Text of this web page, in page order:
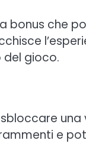
che
del gioco.
e